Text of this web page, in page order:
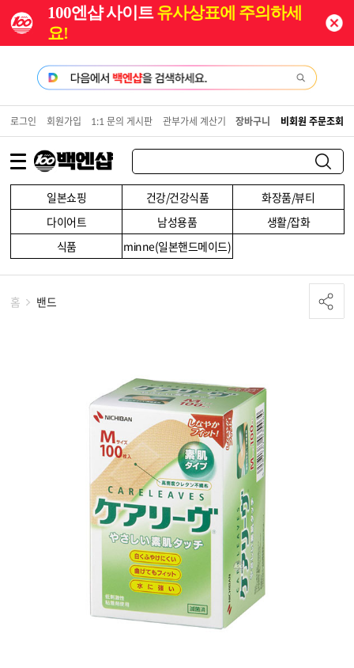
100엔샵 사이트유사상표에 주의하세
요!
일본쇼핑 건강/건강식품
화장품/뷰티
다이어트
남성용품
생활/잡화
식품
minne(일본핸드메이드)
로그인 회원가입 1:1 문의 게시판 관부가세 계산기 장바구니 비회원 주문조회
홈 밴드